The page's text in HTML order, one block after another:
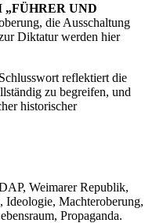
UND
die Ausschaltung
Diktatur werden hier
reflektiert die
zu begreifen, und
historischer
Weimarer Republik,
Ideologie, Machteroberung,
Propaganda.